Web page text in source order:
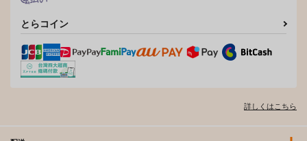
とらコイン
詳しくはこちら